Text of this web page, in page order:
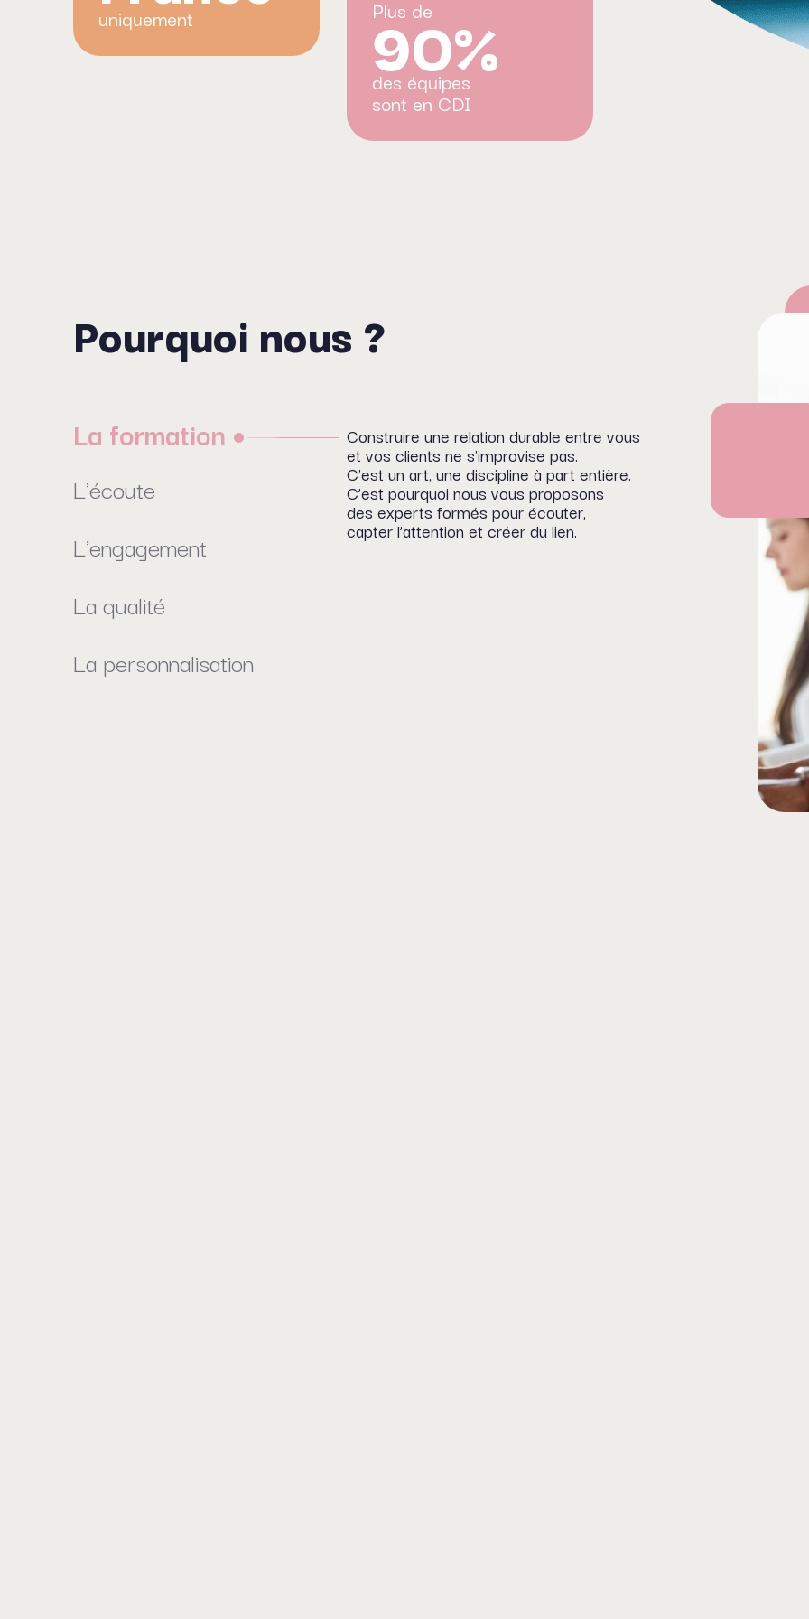
uniquement Plus de
90%
des équipes
sont en CDI
Pourquoi nous ?
La formation
L'écoute
L'engagement
La qualité
La personnalisation
Construire une relation durable entre vous
et vos clients ne s’improvise pas.
C’est un art, une discipline à part entière.
C’est pourquoi nous vous proposons
des experts formés pour écouter,
capter l’attention et créer du lien.